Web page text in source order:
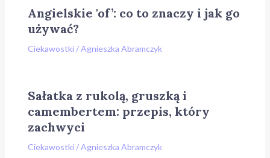
Angielskie 'of’: co to znaczy i jak go
używać?
Ciekawostki/Agnieszka Abramczyk
Sałatka z rukolą, gruszką i
camembertem: przepis, który
zachwyci
Ciekawostki/Agnieszka Abramczyk